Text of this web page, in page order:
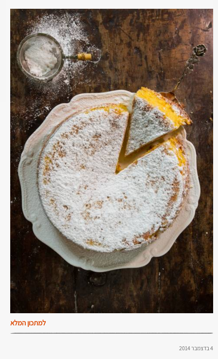
למתכון המלא
4 בדצמבר 2014